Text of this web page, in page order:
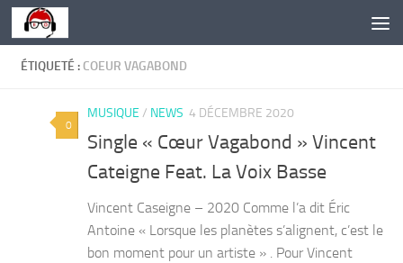
Skip to content
ÉTIQUETÉ : COEUR VAGABOND
0
MUSIQUE / NEWS 4 DÉCEMBRE 2020
Single « Cœur Vagabond » Vincent
Cateigne Feat. La Voix Basse
Vincent Caseigne – 2020 Comme l’a dit Éric
Antoine « Lorsque les planètes s’alignent, c’est le
bon moment pour un artiste » . Pour Vincent